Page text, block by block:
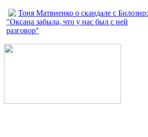
Тоня Матвиенко о скандале с Билозир:
"Оксана забыла, что у нас был с ней
разговор"